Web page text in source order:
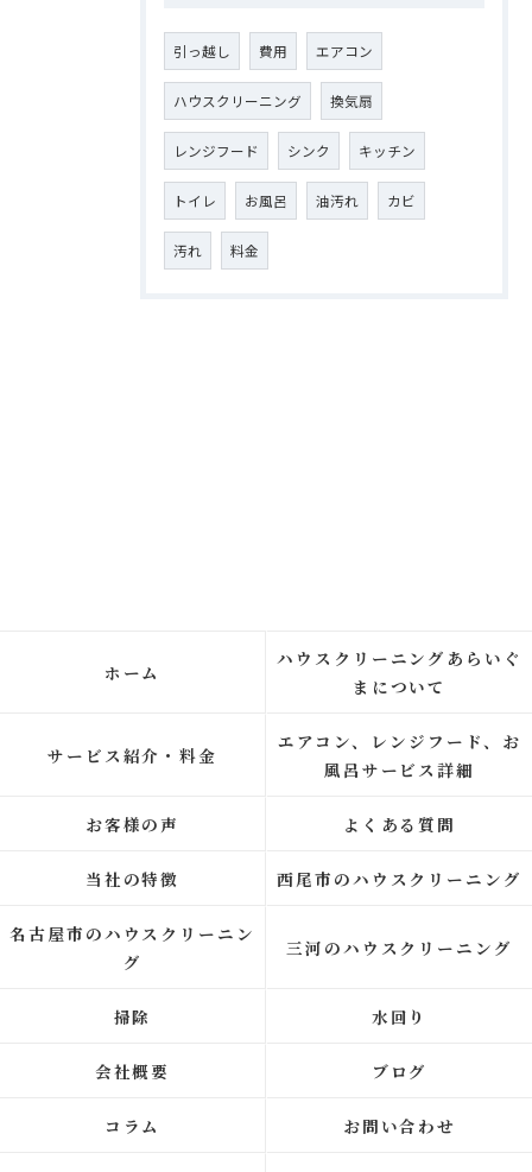
引っ越し 費用 エアコン
ハウスクリーニング 換気扇
レンジフード シンク キッチン
トイレ お風呂 油汚れ カビ
汚れ 料金
ホーム
ハウスクリーニングあらいぐ
まについて
サービス紹介・料金
エアコン、レンジフード、お
風呂サービス詳細
お客様の声 よくある質問
当社の特徴 西尾市のハウスクリーニング
名古屋市のハウスクリーニン
グ
三河のハウスクリーニング
掃除 水回り
会社概要 ブログ
コラム お問い合わせ